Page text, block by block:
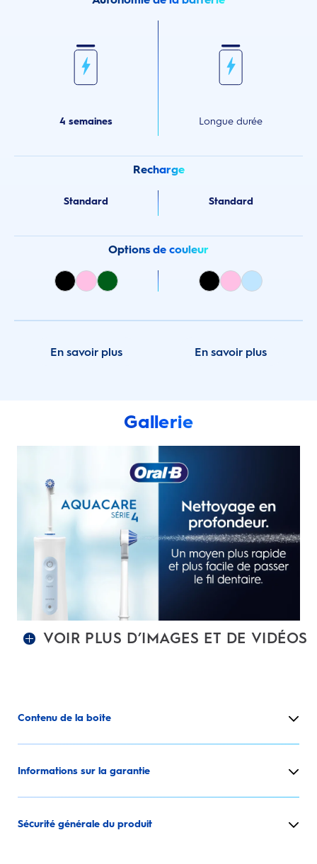
4 semaines Longue durée
Recharge
Standard Standard
Options de couleur
En savoir plus En savoir plus
Gallerie
VOIR PLUS D’IMAGES ET DE VIDÉOS
Contenu de la boîte
Informations sur la garantie
Sécurité générale du produit